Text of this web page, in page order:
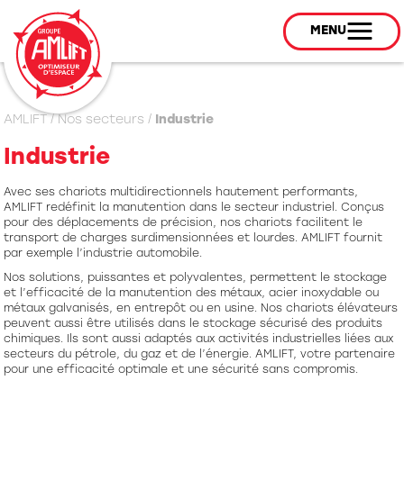
MENU
AMLIFT/Nos secteurs / Industrie
Industrie
Avec ses chariots multidirectionnels hautement performants,
AMLIFT redéfinit la manutention dans le secteur industriel. Conçus
pour des déplacements de précision, nos chariots facilitent le
transport de charges surdimensionnées et lourdes. AMLIFT fournit
par exemple l’industrie automobile.
Nos solutions, puissantes et polyvalentes, permettent le stockage
et l’efficacité de la manutention des métaux, acier inoxydable ou
métaux galvanisés, en entrepôt ou en usine. Nos chariots élévateurs
peuvent aussi être utilisés dans le stockage sécurisé des produits
chimiques. Ils sont aussi adaptés aux activités industrielles liées aux
secteurs du pétrole, du gaz et de l’énergie. AMLIFT, votre partenaire
pour une efficacité optimale et une sécurité sans compromis.